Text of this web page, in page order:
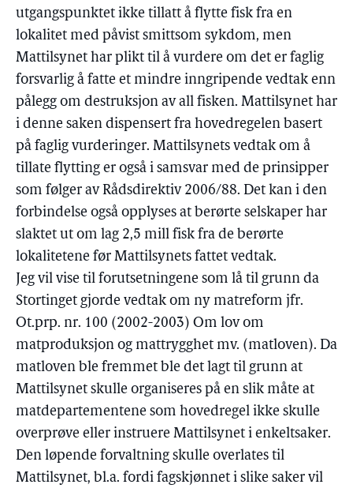
utgangspunktet ikke tillatt å flytte fisk fra en
lokalitet med påvist smittsom sykdom, men
Mattilsynet har plikt til å vurdere om det er faglig
forsvarlig å fatte et mindre inngripende vedtak enn
pålegg om destruksjon av all fisken. Mattilsynet har
i denne saken dispensert fra hovedregelen basert
på faglig vurderinger. Mattilsynets vedtak om å
tillate flytting er også i samsvar med de prinsipper
som følger av Rådsdirektiv 2006/88. Det kan i den
forbindelse også opplyses at berørte selskaper har
slaktet ut om lag 2,5 mill fisk fra de berørte
lokalitetene før Mattilsynets fattet vedtak.
Jeg vil vise til forutsetningene som lå til grunn da
Stortinget gjorde vedtak om ny matreform jfr.
Ot.prp. nr. 100 (2002-2003) Om lov om
matproduksjon og mattrygghet mv. (matloven). Da
matloven ble fremmet ble det lagt til grunn at
Mattilsynet skulle organiseres på en slik måte at
matdepartementene som hovedregel ikke skulle
overprøve eller instruere Mattilsynet i enkeltsaker.
Den løpende forvaltning skulle overlates til
Mattilsynet, bl.a. fordi fagskjønnet i slike saker vil